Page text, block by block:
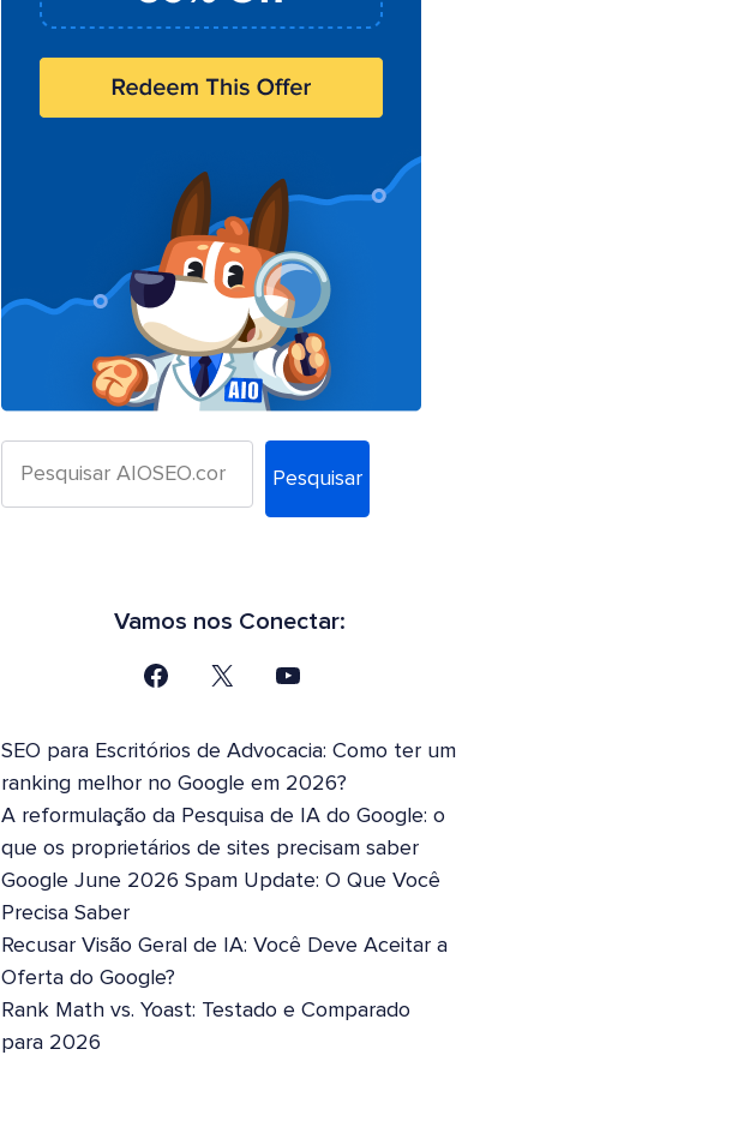
Pesquisar
Vamos nos Conectar:
SEO para Escritórios de Advocacia: Como ter um
ranking melhor no Google em 2026?
A reformulação da Pesquisa de IA do Google: o
que os proprietários de sites precisam saber
Google June 2026 Spam Update: O Que Você
Precisa Saber
Recusar Visão Geral de IA: Você Deve Aceitar a
Oferta do Google?
Rank Math vs. Yoast: Testado e Comparado
para 2026